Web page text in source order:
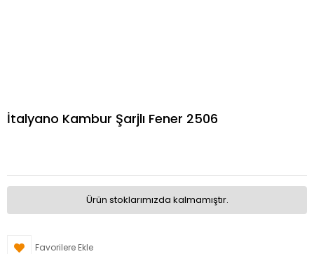
İtalyano Kambur Şarjlı Fener 2506
Ürün stoklarımızda kalmamıştır.
Favorilere Ekle